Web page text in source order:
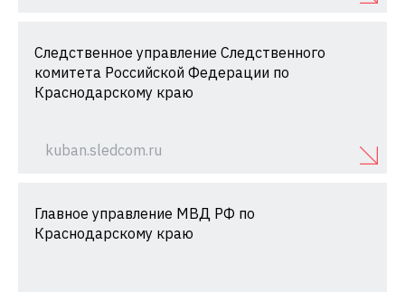
Следственное управление Следственного
комитета Российской Федерации по
Краснодарскому краю
kuban.sledcom.ru
Главное управление МВД РФ по
Краснодарскому краю